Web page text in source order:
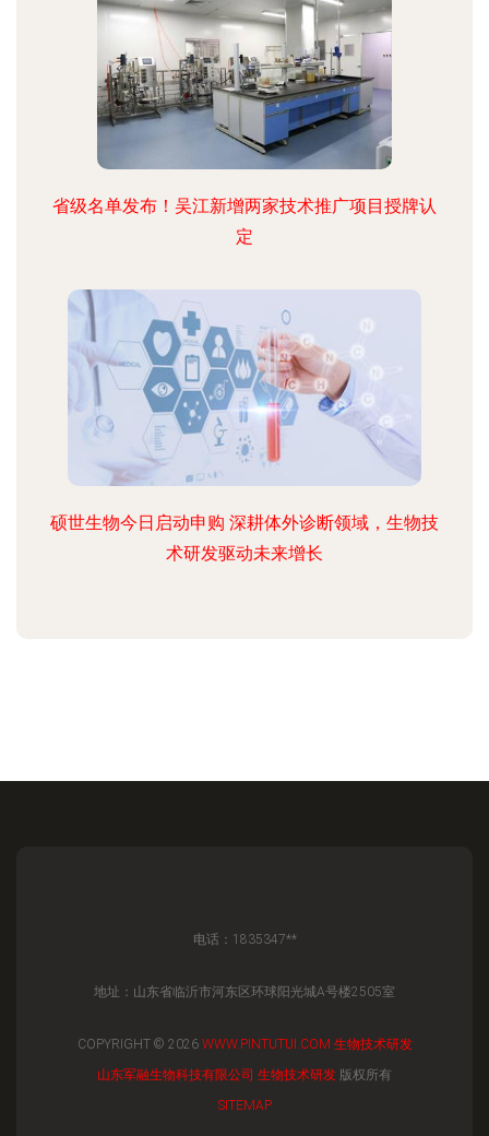
省级名单发布！吴江新增两家技术推广项目授牌认
定
硕世生物今日启动申购 深耕体外诊断领域，生物技
术研发驱动未来增长
电话：1835347**
地址：山东省临沂市河东区环球阳光城A号楼2505室
COPYRIGHT © 2026 WWW.PINTUTUI.COM 生物技术研发
山东军融生物科技有限公司 生物技术研发 版权所有
SITEMAP